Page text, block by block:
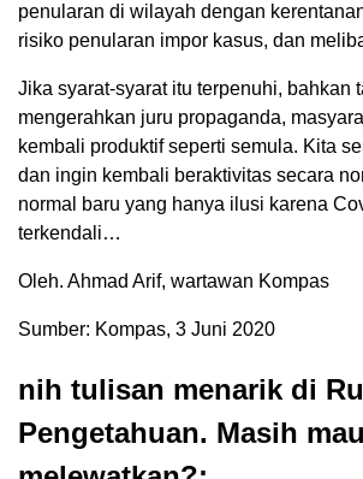
penularan di wilayah dengan
risiko penularan impor kasus, dan
Jika syarat-syarat itu terpenuhi, bahkan
mengerahkan juru propaganda,
kembali produktif seperti semula. Kita
dan ingin kembali beraktivitas secara
normal baru yang hanya ilusi karena
terkendali…
Oleh. Ahmad Arif, wartawan Kompas
Sumber: Kompas, 3 Juni 2020
nih tulisan menarik di
Pengetahuan. Masih mau